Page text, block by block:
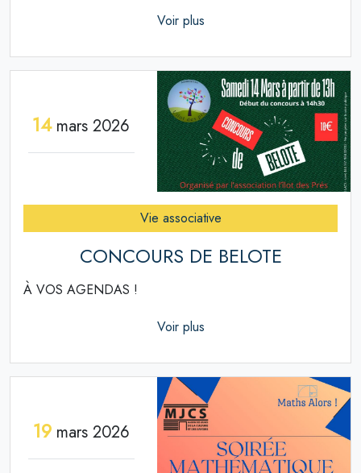
Voir plus
14mars 2026
Vie associative
CONCOURS DE BELOTE
À VOS AGENDAS !
Voir plus
19mars 2026